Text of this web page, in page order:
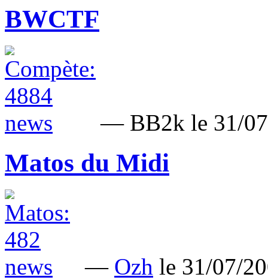
BWCTF
— BB2k le 31/
Matos du Midi
— Ozh le 31/07/